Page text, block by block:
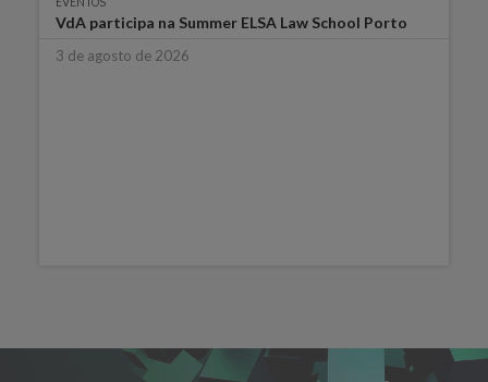
VdA participa na Summer ELSA Law School Porto
3 de agosto de 2026